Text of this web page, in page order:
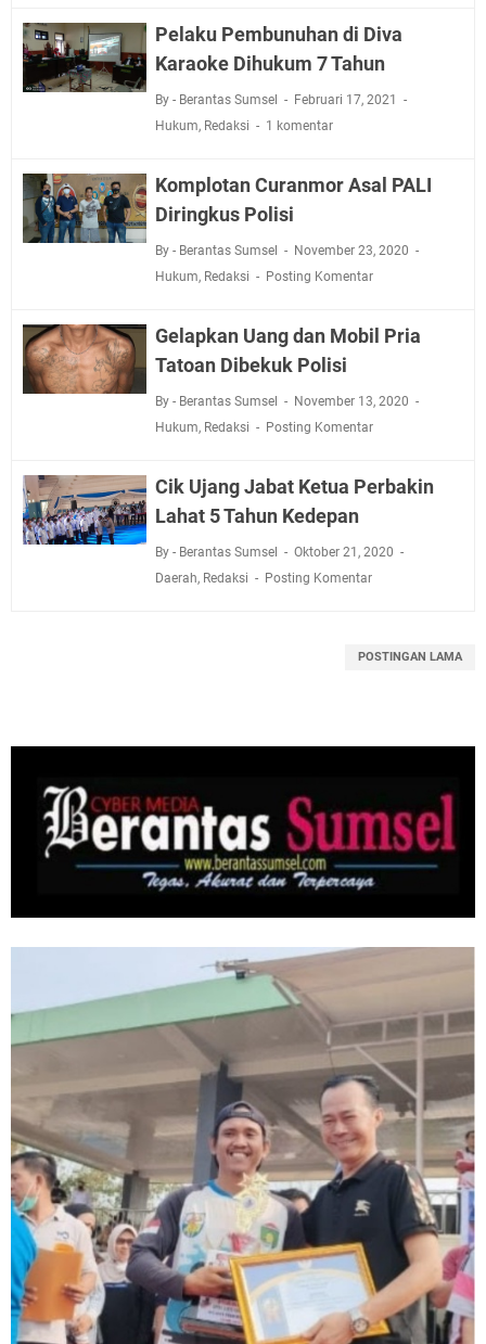
Pelaku Pembunuhan di Diva
Karaoke Dihukum 7 Tahun
By - Berantas Sumsel
Februari 17, 2021
Hukum, Redaksi 1 komentar
Komplotan Curanmor Asal PALI
Diringkus Polisi
By - Berantas Sumsel
November 23, 2020
Hukum, Redaksi Posting Komentar
Gelapkan Uang dan Mobil Pria
Tatoan Dibekuk Polisi
By - Berantas Sumsel
November 13, 2020
Hukum, Redaksi Posting Komentar
Cik Ujang Jabat Ketua Perbakin
Lahat 5 Tahun Kedepan
By - Berantas Sumsel
Oktober 21, 2020
Daerah, Redaksi Posting Komentar
POSTINGAN LAMA